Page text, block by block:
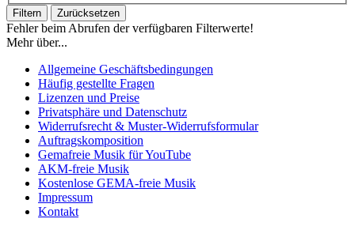
Filtern Zurücksetzen
Fehler beim Abrufen der verfügbaren Filterwerte!
Mehr über...
Allgemeine Geschäftsbedingungen
Häufig gestellte Fragen
Lizenzen und Preise
Privatsphäre und Datenschutz
Widerrufsrecht & Muster-Widerrufsformular
Auftragskomposition
Gemafreie Musik für YouTube
AKM-freie Musik
Kostenlose GEMA-freie Musik
Impressum
Kontakt